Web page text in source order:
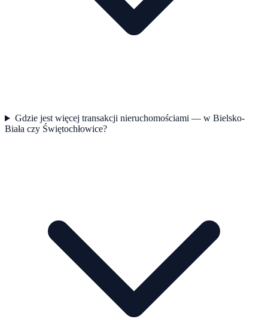
Gdzie jest więcej transakcji nieruchomościami — w Bielsko-
Biała czy Świętochłowice?